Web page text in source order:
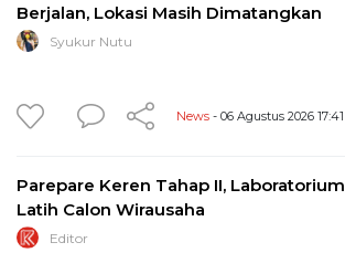
Berjalan, Lokasi Masih Dimatangkan
Syukur Nutu
News - 06 Agustus 2026 17:41
Parepare Keren Tahap II, Laboratorium
Latih Calon Wirausaha
Editor